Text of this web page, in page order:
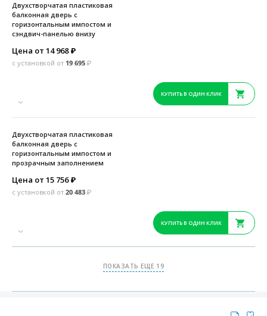
Двухстворчатая пластиковая
балконная дверь с
горизонтальным импостом и
сэндвич-панелью внизу
Цена от 14 968 ₽
с установкой от 19 695 ₽
КУПИТЬ В ОДИН КЛИК
Двухстворчатая пластиковая
балконная дверь с
горизонтальным импостом и
прозрачным заполнением
Цена от 15 756 ₽
с установкой от 20 483 ₽
КУПИТЬ В ОДИН КЛИК
ПОКАЗАТЬ ЕЩЕ 19